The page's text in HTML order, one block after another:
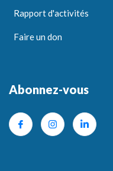
Rapport d'activités
Faire un don
Abonnez-vous